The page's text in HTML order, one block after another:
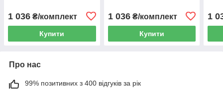
1 036 ₴/комплект
Купити
1 036₴/комплект
Купити
1
Про нас
99% позитивних з 400 відгуків за рік